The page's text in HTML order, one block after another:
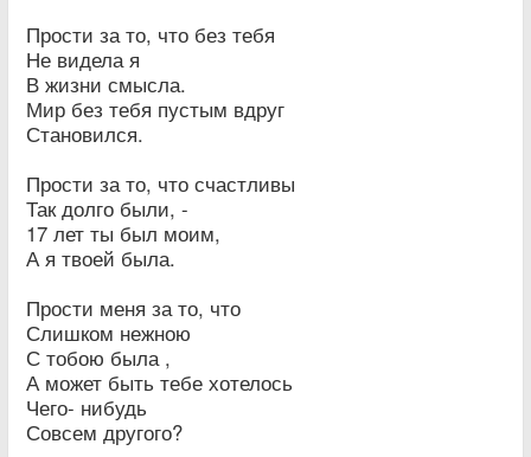
Прости за то, что без тебя
Не видела я
В жизни смысла.
Мир без тебя пустым вдруг
Становился.
Прости за то, что счастливы
Так долго были, -
17 лет ты был моим,
А я твоей была.
Прости меня за то, что
Слишком нежною
С тобою была ,
А может быть тебе хотелось
Чего- нибудь
Совсем другого?